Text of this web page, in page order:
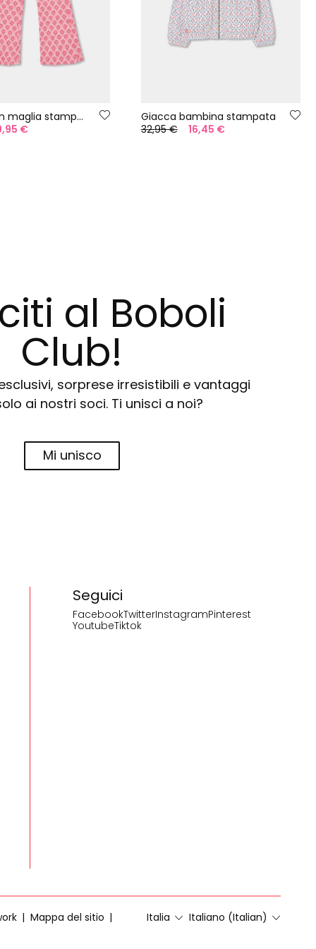
Leggings in maglia stampata
€
Giacca bambina stampata
32,95 €
16,45 €
al Boboli
Club!
sorprese irresistibili e vantaggi
ai nostri soci. Ti unisci a noi?
Mi unisco
Seguici
FacebookTwitterInstagramPinterest
YoutubeTiktok
Italia Italiano (Italian)
Mappa del sitio